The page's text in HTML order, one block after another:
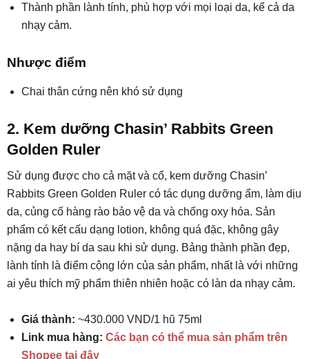
Thành phần lành tính, phù hợp với mọi loại da, kể cả da
nhạy cảm.
Nhược điểm
Chai thân cứng nên khó sử dụng
2. Kem dưỡng Chasin’ Rabbits Green
Golden Ruler
Sử dụng được cho cả mặt và cổ, kem dưỡng Chasin’
Rabbits Green Golden Ruler có tác dụng dưỡng ẩm, làm dịu
da, củng cố hàng rào bảo vệ da và chống oxy hóa. Sản
phẩm có kết cấu dạng lotion, không quá đặc, không gây
nặng da hay bí da sau khi sử dụng. Bảng thành phần đẹp,
lành tính là điểm cộng lớn của sản phẩm, nhất là với những
ai yêu thích mỹ phẩm thiên nhiên hoặc có làn da nhạy cảm.
Giá thành: ~430.000 VND/1 hũ 75ml
Link mua hàng: Các bạn có thể mua sản phẩm trên
Shopee tại đây